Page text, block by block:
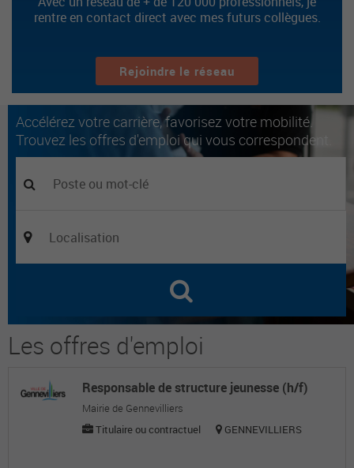
rentre en contact direct avec mes futurs collègues.
Rejoindre le réseau
Accélérez votre carrière, favorisez votre mobilité.
Trouvez les offres d'emploi qui vous correspondent.
Les offres d'emploi
Responsable de structure jeunesse (h/f)
Mairie de Gennevilliers
Titulaire ou contractuel
GENNEVILLIERS